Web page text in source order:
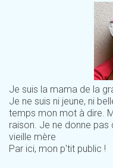
Je suis la mama de la
Je ne suis ni jeune, ni
temps mon mot à dire.
raison. Je ne donne
vieille mère
Par ici, mon p'tit public !